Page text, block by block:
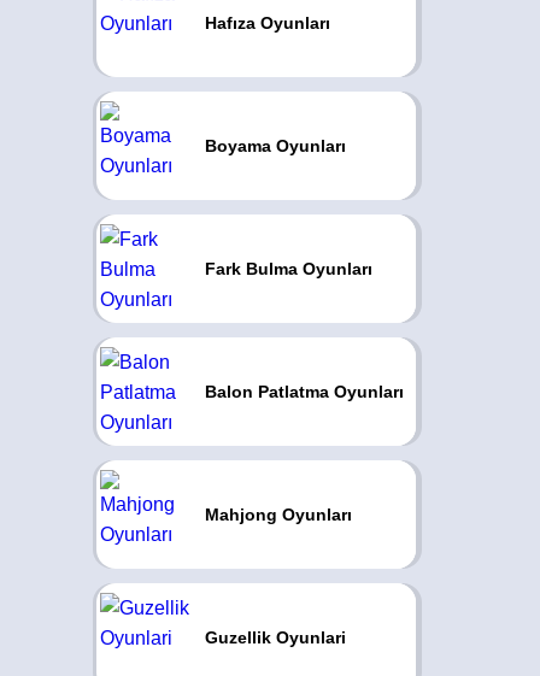
Hafıza Oyunları
Boyama Oyunları
Fark Bulma Oyunları
Balon Patlatma Oyunları
Mahjong Oyunları
Guzellik Oyunlari